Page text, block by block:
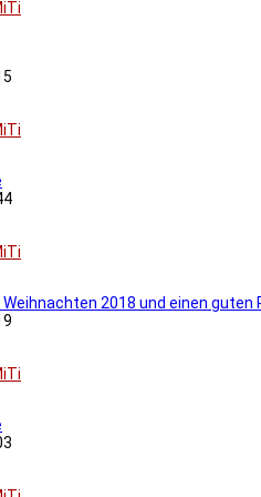
2018 und einen guten